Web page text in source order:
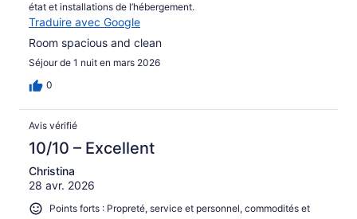
état et installations de l’hébergement.
Traduire avec Google
Room spacious and clean
Séjour de 1 nuit en mars 2026
0
Avis vérifié
10/10 – Excellent
Christina
28 avr. 2026
Points forts : Propreté, service et personnel, commodités et